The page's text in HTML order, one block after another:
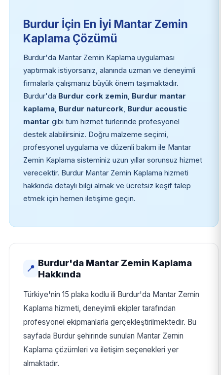
Burdur İçin En İyi Mantar Zemin
Kaplama Çözümü
Burdur'da Mantar Zemin Kaplama uygulaması
yaptırmak istiyorsanız, alanında uzman ve deneyimli
firmalarla çalışmanız büyük önem taşımaktadır.
Burdur'da Burdur cork zemin, Burdur mantar
kaplama, Burdur naturcork, Burdur acoustic
mantar gibi tüm hizmet türlerinde profesyonel
destek alabilirsiniz. Doğru malzeme seçimi,
profesyonel uygulama ve düzenli bakım ile Mantar
Zemin Kaplama sisteminiz uzun yıllar sorunsuz hizmet
verecektir. Burdur Mantar Zemin Kaplama hizmeti
hakkında detaylı bilgi almak ve ücretsiz keşif talep
etmek için hemen iletişime geçin.
📍
Burdur'da Mantar Zemin Kaplama
Hakkında
Türkiye'nin 15 plaka kodlu ili Burdur'da Mantar Zemin
Kaplama hizmeti, deneyimli ekipler tarafından
profesyonel ekipmanlarla gerçekleştirilmektedir. Bu
sayfada Burdur şehirinde sunulan Mantar Zemin
Kaplama çözümleri ve iletişim seçenekleri yer
almaktadır.